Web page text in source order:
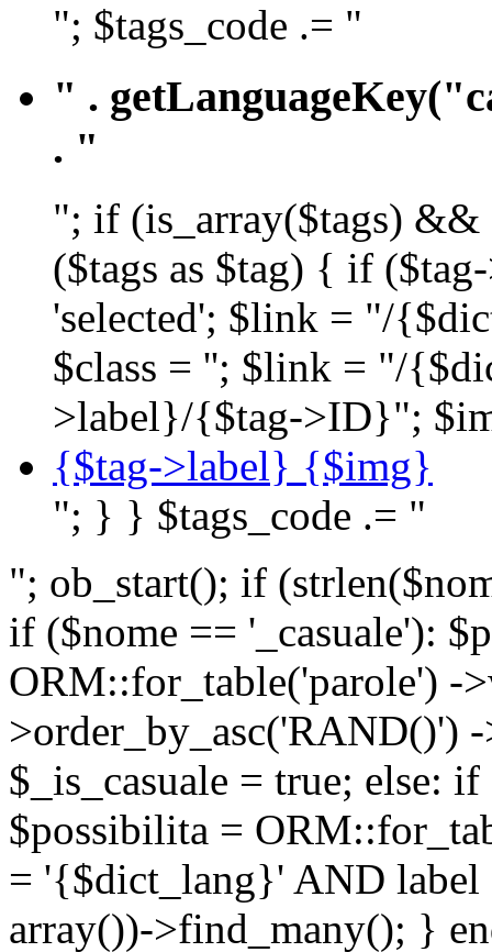
"; $tags_code .= "
" .
. "
"; if (is_array($tags) &&
($tags as $tag) { if
'selected'; $link = "/
$class = ''; $link = "/
>label}/{$tag->ID}";
{$tag->label} {$img}
"; } } $tags_code .= "
"; ob_start(); if
if ($nome == '_casuale'):
ORM::for_table('parole') -
>order_by_asc('RAND()')
$_is_casuale = true; else:
$possibilita =
= '{$dict_lang}' AND
array())->find_many(); }